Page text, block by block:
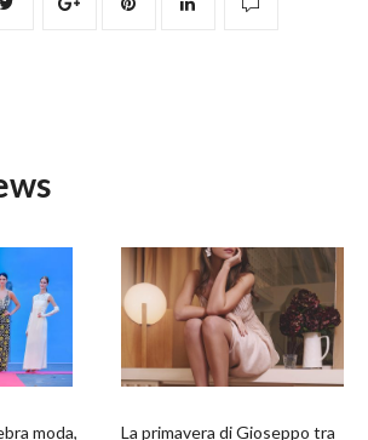
moda,
La primavera di Gioseppo tra